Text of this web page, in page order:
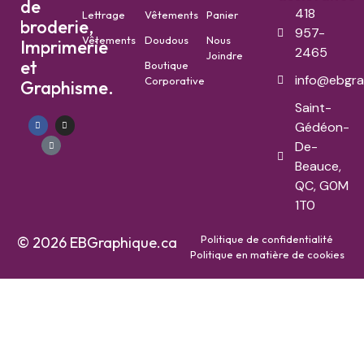
de
broderie,
Imprimerie
et
Graphisme.
Lettrage
Vêtements
Vêtements
Doudous
Boutique
Corporative
Panier
Nous
Joindre
418
957-
2465
Saint-
Gédéon-
De-
Beauce,
QC, G0M
1T0
© 2026 EBGraphique.ca
Politique de confidentialité
Politique en matière de cookies